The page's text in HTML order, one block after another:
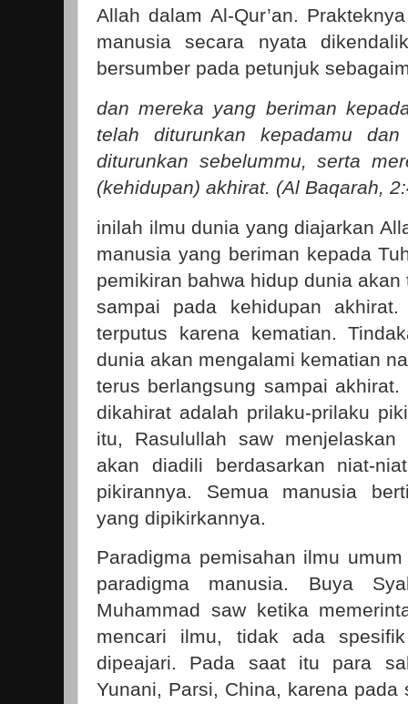
Allah dalam Al-Qur’an.
manusia secara nyata
bersumber pada petunjuk
dan mereka yang beriman
telah diturunkan kepadamu
diturunkan sebelummu, serta
(kehidupan) akhirat. (Al Baqarah,
inilah ilmu dunia yang diajarkan
manusia yang beriman kepada
pemikiran bahwa hidup dunia
sampai pada kehidupan
terputus karena kematian.
dunia akan mengalami kematian
terus berlangsung sampai
dikahirat adalah prilaku-prilaku
itu, Rasulullah saw menjelaskan
akan diadili berdasarkan niat-
pikirannya. Semua manusia
yang dipikirkannya.
Paradigma pemisahan ilmu
paradigma manusia. Buya
Muhammad saw ketika
mencari ilmu, tidak ada
dipeajari. Pada saat itu para
Yunani, Parsi, China, karena